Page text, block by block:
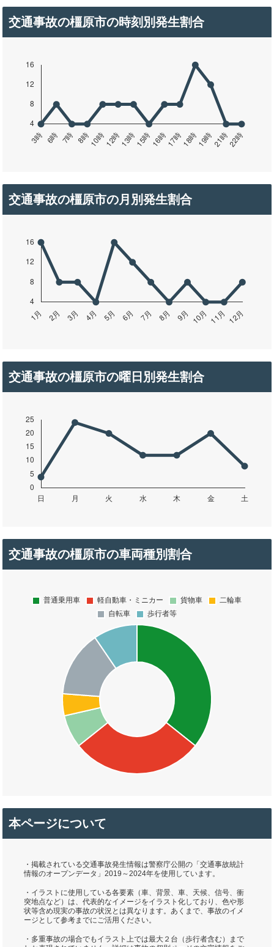
交通事故の橿原市の時刻別発生割合
交通事故の橿原市の月別発生割合
交通事故の橿原市の曜日別発生割合
交通事故の橿原市の車両種別割合
本ページについて
・掲載されている交通事故発生情報は警察庁公開の「交通事故統計
情報のオープンデータ」2019～2024年を使用しています。
・イラストに使用している各要素（車、背景、車、天候、信号、衝
突地点など）は、代表的なイメージをイラスト化しており、色や形
状等含め現実の事故の状況とは異なります。あくまで、事故のイメ
ージとして参考までにご活用ください。
・多重事故の場合でもイラスト上では最大２台（歩行者含む）まで